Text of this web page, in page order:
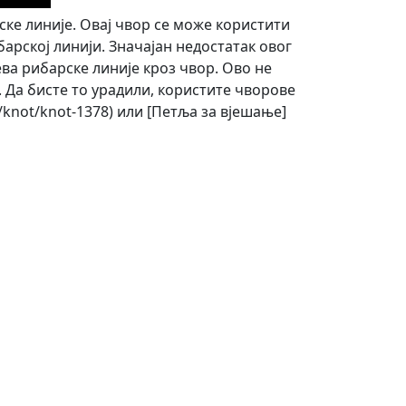
линије. Овај чвор се може користити
линији. Значајан недостатак овог
рибарске линије кроз чвор. Ово не
бисте то урадили, користите чворове
knot-1378) или [Петља за вјешање]